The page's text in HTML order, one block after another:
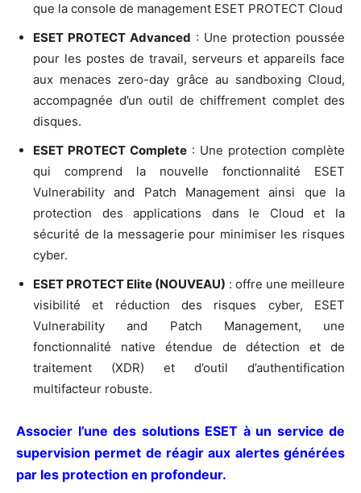
que la console de management ESET PROTECT Cloud
ESET PROTECT Advanced : Une protection poussée
pour les postes de travail, serveurs et appareils face
aux menaces zero-day grâce au sandboxing Cloud,
accompagnée d’un outil de chiffrement complet des
disques.
ESET PROTECT Complete : Une protection complète
qui comprend la nouvelle fonctionnalité ESET
Vulnerability and Patch Management ainsi que la
protection des applications dans le Cloud et la
sécurité de la messagerie pour minimiser les risques
cyber.
ESET PROTECT Elite (NOUVEAU) : offre une meilleure
visibilité et réduction des risques cyber, ESET
Vulnerability and Patch Management, une
fonctionnalité native étendue de détection et de
traitement (XDR) et d’outil d’authentification
multifacteur robuste.
Associer l’une des solutions ESET à un service de
supervision permet de réagir aux alertes générées
par les protection en profondeur.